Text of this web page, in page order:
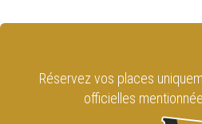
Réservez vos places
officielles